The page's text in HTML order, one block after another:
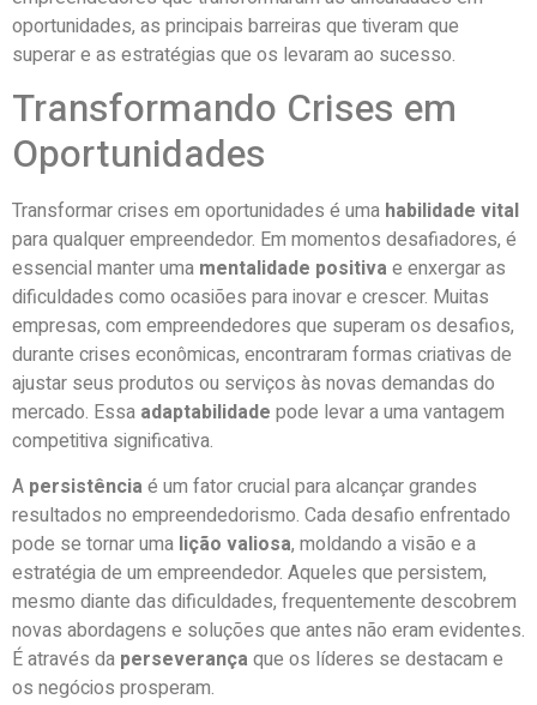
oportunidades, as principais barreiras que tiveram que
superar e as estratégias que os levaram ao sucesso.
Transformando Crises em
Oportunidades
Transformar crises em oportunidades é uma habilidade vital
para qualquer empreendedor. Em momentos desafiadores, é
essencial manter uma mentalidade positivae enxergar as
dificuldades como ocasiões para inovar e crescer. Muitas
empresas, com empreendedores que superam os desafios,
durante crises econômicas, encontraram formas criativas de
ajustar seus produtos ou serviços às novas demandas do
mercado. Essa adaptabilidade pode levar a uma vantagem
competitiva significativa.
A persistênciaé um fator crucial para alcançar grandes
resultados no empreendedorismo. Cada desafio enfrentado
pode se tornar uma lição valiosa, moldando a visão e a
estratégia de um empreendedor. Aqueles que persistem,
mesmo diante das dificuldades, frequentemente descobrem
novas abordagens e soluções que antes não eram evidentes.
É através da perseverançaque os líderes se destacam e
os negócios prosperam.